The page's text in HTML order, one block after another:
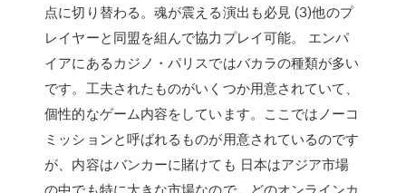
点に切り替わる。魂が震える演出も必見 (3)他のプ
レイヤーと同盟を組んで協力プレイ可能。 エンパ
イアにあるカジノ・パリスではバカラの種類が多い
です。工夫されたものがいくつか用意されていて、
個性的なゲーム内容をしています。ここではノーコ
ミッションと呼ばれるものが用意されているのです
が、内容はバンカーに賭けても 日本はアジア市場
の中でも特に大きな市場なので、どのオンラインカ